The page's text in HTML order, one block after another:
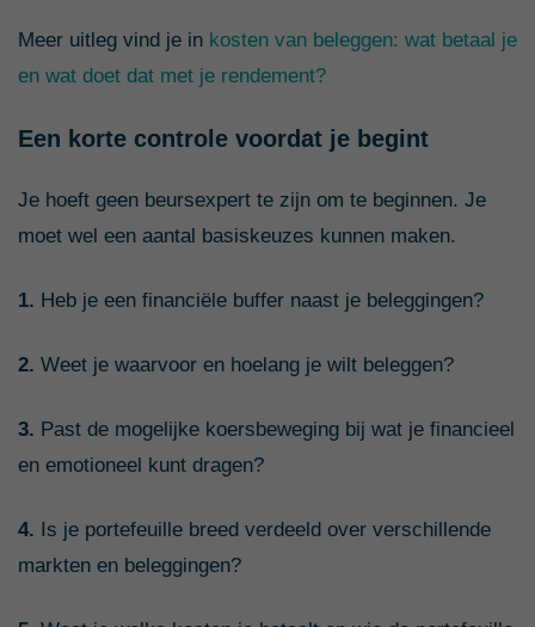
Meer uitleg vind je in kosten van beleggen: wat betaal je
en wat doet dat met je rendement?
Een korte controle voordat je begint
Je hoeft geen beursexpert te zijn om te beginnen. Je
moet wel een aantal basiskeuzes kunnen maken.
1. Heb je een financiële buffer naast je beleggingen?
2. Weet je waarvoor en hoelang je wilt beleggen?
3. Past de mogelijke koersbeweging bij wat je financieel
en emotioneel kunt dragen?
4. Is je portefeuille breed verdeeld over verschillende
markten en beleggingen?